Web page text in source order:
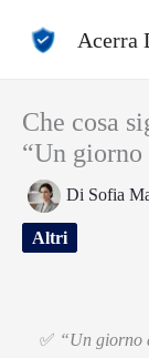
Acerra
Che cosa
“Un giorno
Di Sofia
Altri
✅ “Un giorno